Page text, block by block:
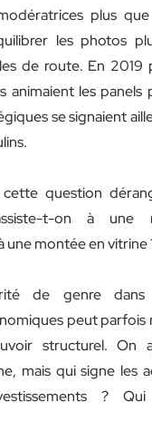
plus que
les photos
de route. En 2019
animaient les panels
se signaient
question
t-on à une
une montée en vitrine
de genre
peut parfois
structurel. On
mais qui signe les
?